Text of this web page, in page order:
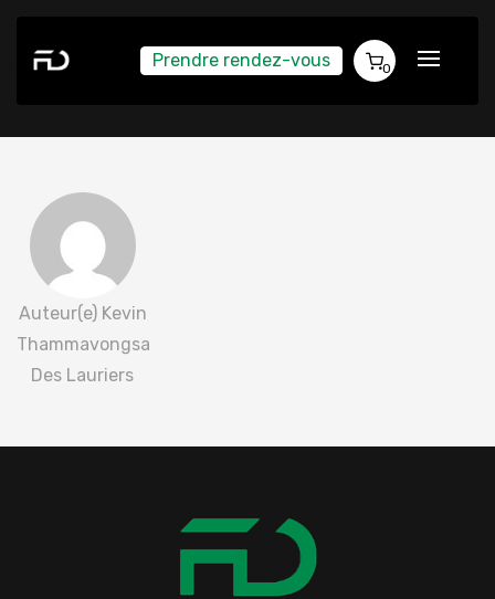
Prendre rendez-vous 0
Annie Girouard 2022-03-02
Auteur(e) Kevin
Thammavongsa
Des Lauriers